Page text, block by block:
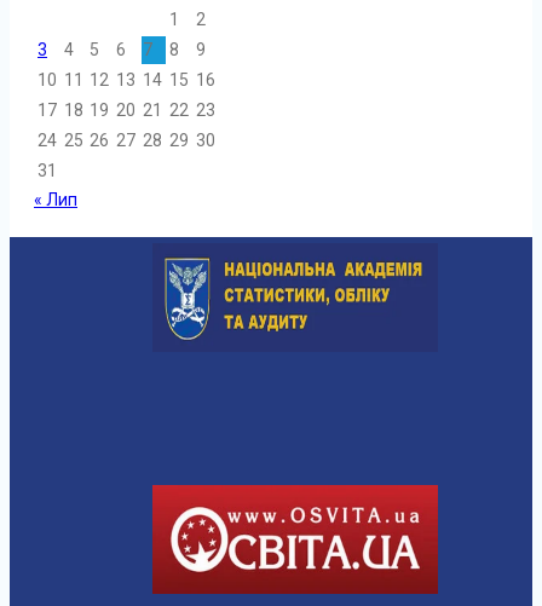
1
2
3
4 5 6 7 8
9
10 11 12 13 14 15 16
17 18 19 20 21 22 23
24 25 26 27 28 29 30
31
« Лип